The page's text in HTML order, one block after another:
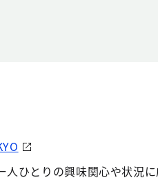
人ひとりの興味関心や状況